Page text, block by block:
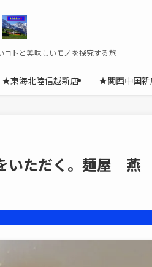
トと美味しいモノを探究する旅
★東海北陸信越新店 ★関西中国新
いただく。麺屋 燕